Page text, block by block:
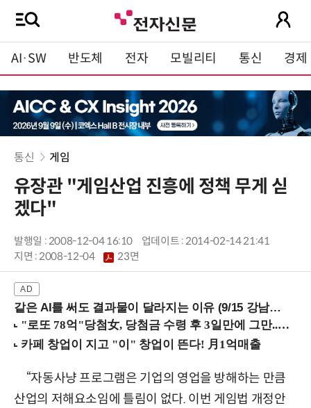
AI·SW 반도체 전자 모빌리티 통신 경제
통신 게임
유장관 "게임산업 진흥에 정책 무게 싣
겠다"
발행일 : 2008-12-04 16:10
업데이트 : 2014-02-14 21:41
지면 :2008-12-04 23면
같은 AI를 써도 결과물이 달라지는 이유 (9/15 강남역)
“자동사냥 프로그램은 기업의 영업을 방해하는 만큼
산업의 저해요소임에 틀림이 없다. 이번 게임법 개정안